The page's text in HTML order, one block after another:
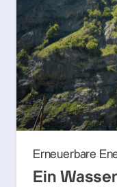
Erneuerbare
Ein